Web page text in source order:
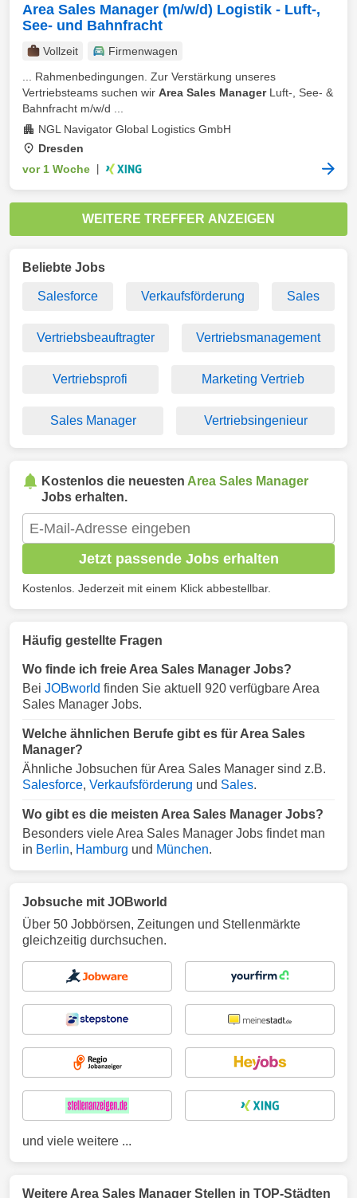
Area Sales Manager (m/w/d) Logistik - Luft-,
See- und Bahnfracht
Vollzeit
Firmenwagen
... Rahmenbedingungen. Zur Verstärkung unseres
Vertriebsteams suchen wir Area Sales ManagerLuft-, See- &
Bahnfracht m/w/d ...
NGL Navigator Global Logistics GmbH
Dresden
vor 1 Woche
WEITERE TREFFER ANZEIGEN
Beliebte Jobs
Salesforce Verkaufsförderung Sales
Vertriebsbeauftragter Vertriebsmanagement
Vertriebsprofi Marketing Vertrieb
Sales Manager Vertriebsingenieur
Kostenlos die neuesten Area Sales Manager
Jobs erhalten.
Jetzt passende Jobs erhalten
Kostenlos. Jederzeit mit einem Klick abbestellbar.
Häufig gestellte Fragen
Wo finde ich freie Area Sales Manager Jobs?
Bei JOBworld finden Sie aktuell 920 verfügbare Area
Sales Manager Jobs.
Welche ähnlichen Berufe gibt es für Area Sales
Manager?
Ähnliche Jobsuchen für Area Sales Manager sind z.B.
Salesforce, Verkaufsförderung und Sales.
Wo gibt es die meisten Area Sales Manager Jobs?
Besonders viele Area Sales Manager Jobs findet man
in Berlin, Hamburg und München.
Jobsuche mit JOBworld
Über 50 Jobbörsen, Zeitungen und Stellenmärkte
gleichzeitig durchsuchen.
und viele weitere ...
Weitere Area Sales Manager Stellen in TOP-Städten